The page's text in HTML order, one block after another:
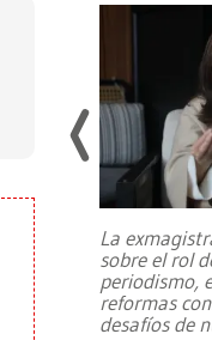
La
sobre el rol
periodismo,
reformas
desafíos de